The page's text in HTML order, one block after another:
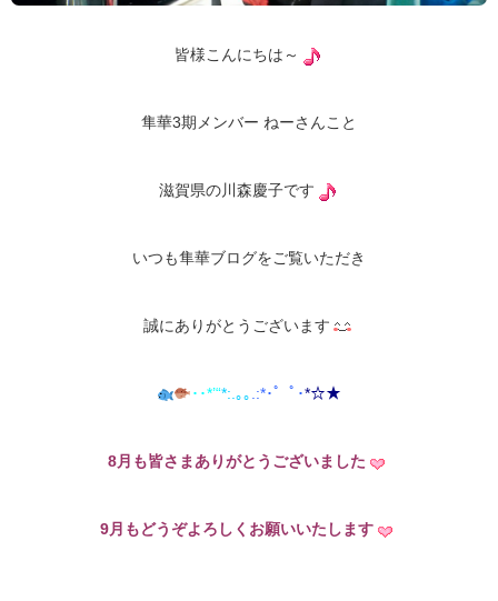
皆様こんにちは～
隼華3期メンバー ねーさんこと
滋賀県の川森慶子です
いつも隼華ブログをご覧いただき
誠にありがとうございます
･･*’“*:.｡｡.:*･゜ﾟ･*☆★
8月も皆さまありがとうございました
9月もどうぞよろしくお願いいたします